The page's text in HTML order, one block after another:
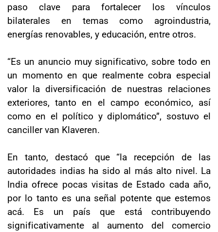
paso clave para fortalecer los vínculos
bilaterales en temas como agroindustria,
energías renovables, y educación, entre otros.
“Es un anuncio muy significativo, sobre todo en
un momento en que realmente cobra especial
valor la diversificación de nuestras relaciones
exteriores, tanto en el campo económico, así
como en el político y diplomático”, sostuvo el
canciller van Klaveren.
En tanto, destacó que “la recepción de las
autoridades indias ha sido al más alto nivel. La
India ofrece pocas visitas de Estado cada año,
por lo tanto es una señal potente que estemos
acá. Es un país que está contribuyendo
significativamente al aumento del comercio